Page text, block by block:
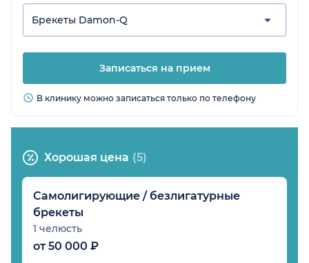
Брекеты Damon-Q
Записаться на прием
В клинику можно записаться только по телефону
Хорошая цена (5)
Самолигирующие / безлигатурные
брекеты
1 челюсть
от 50 000 ₽